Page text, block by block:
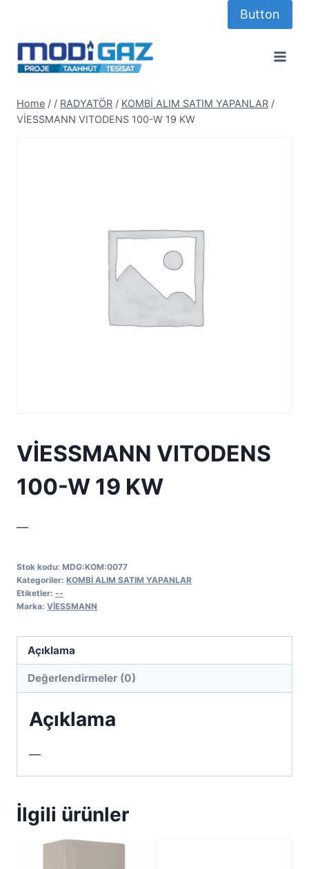
content
Button
Home / / RADYATÖR / KOMBİ ALIM SATIM YAPANLAR /
VİESSMANN VITODENS 100-W 19 KW
VİESSMANN VITODENS
100-W 19 KW
—
Stok kodu: MDG:KOM:0077
Kategoriler: KOMBİ ALIM SATIM YAPANLAR
Etiketler: --
Marka: VİESSMANN
Açıklama
Değerlendirmeler (0)
Açıklama
—
İlgili ürünler